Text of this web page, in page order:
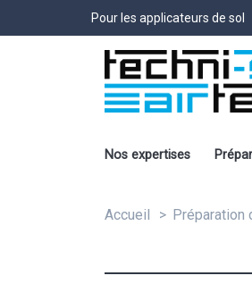
Pour les applicateurs de sol
Nos expertises
Accueil Préparation